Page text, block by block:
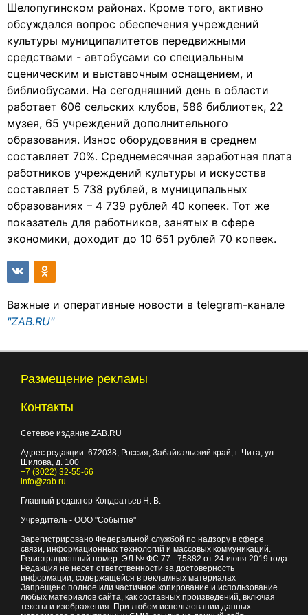
Шелопугинском районах. Кроме того, активно
обсуждался вопрос обеспечения учреждений
культуры муниципалитетов передвижными
средствами - автобусами со специальным
сценическим и выставочным оснащением, и
библиобусами. На сегодняшний день в области
работает 606 сельских клубов, 586 библиотек, 22
музея, 65 учреждений дополнительного
образования. Износ оборудования в среднем
составляет 70%. Среднемесячная заработная плата
работников учреждений культуры и искусства
составляет 5 738 рублей, в муниципальных
образованиях – 4 739 рублей 40 копеек. Тот же
показатель для работников, занятых в сфере
экономики, доходит до 10 651 рублей 70 копеек.
Важные и оперативные новости в telegram-канале
"ZAB.RU"
Размещение рекламы
Контакты
Сетевое издание ZAB.RU
Адрес редакции: 672038, Россия, Забайкальский край, г. Чита, ул.
Шилова, д. 100
+7 (3022) 32-55-66
info@zab.ru
Главный редактор Кондратьев Н. В.
Учредитель - ООО "Событие"
Зарегистрировано Федеральной службой по надзору в сфере
связи, информационных технологий и массовых коммуникаций.
Регистрационный номер: ЭЛ № ФС 77 - 75882 от 24 июня 2019 года
Редакция не несет ответственности за достоверность
информации, содержащейся в рекламных материалах
Запрещено полное или частичное копирование и использование
любых материалов сайта, как составных произведений, включая
тексты и изображения. При любом использовании данных